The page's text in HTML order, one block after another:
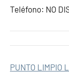
Teléfono: NO
PUNTO LIMPIO